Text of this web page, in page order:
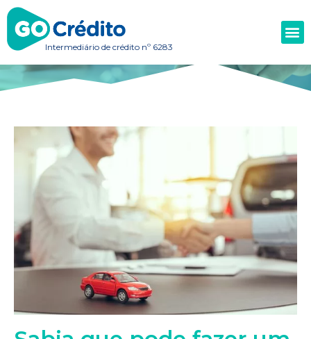
Intermediário de crédito nº 6283